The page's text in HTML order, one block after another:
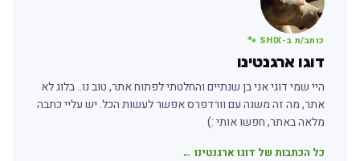
כותב/ת ב-SHIX 🐾
דוגו ארגנטינו
היי שמי דוגי אני בן שנתיים והחלטתי לפתוח אתר, טוב נו.. בלוג לא
אתר, מה זה משנה עם וורדפרס אפשר לעשות הכל. יש עליי כתבה
מלאה באתר, חפשו אותי :)
כל הכתבות של דוגו ארגנטינו ←